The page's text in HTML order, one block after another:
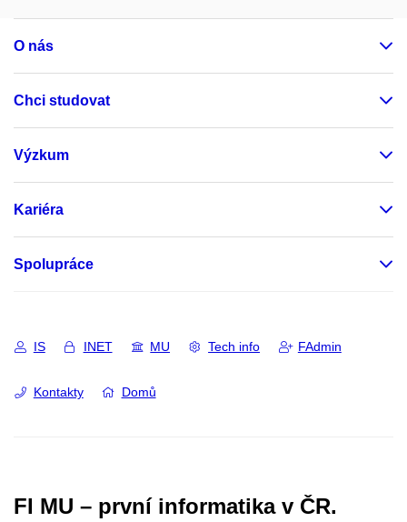
O nás
Chci studovat
Výzkum
Kariéra
Spolupráce
IS INET MU Tech info FAdmin
Kontakty Domů
FI MU – první informatika v ČR.